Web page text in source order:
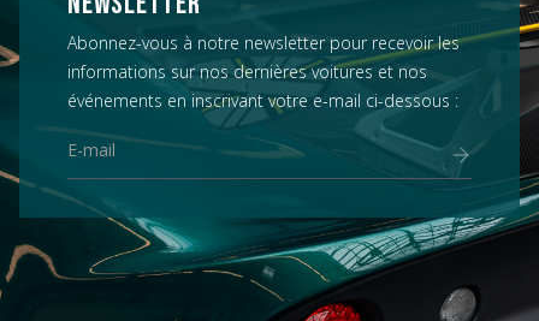
Abonnez-vous à notre newsletter pour recevoir les
informations sur nos dernières voitures et nos
événements en inscrivant votre e-mail ci-dessous :